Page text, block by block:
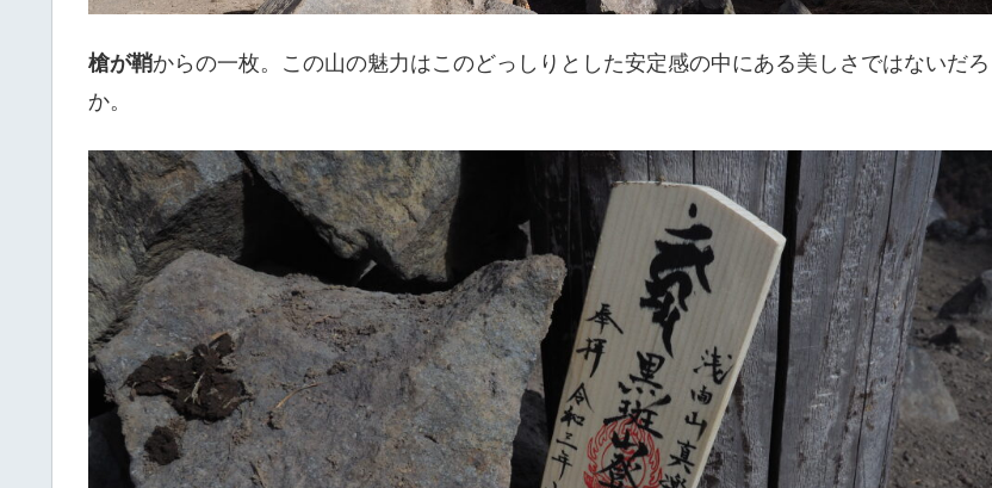
槍が鞘からの一枚。この山の魅力はこのどっしりとした安定感の中にある美しさではないだろ
か。